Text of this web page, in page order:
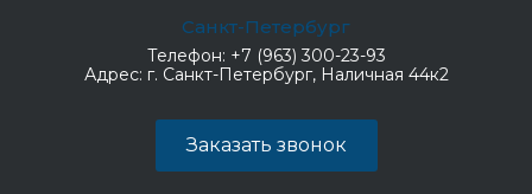
Санкт-Петербург
Телефон: +7 (963) 300-23-93
Адрес: г. Санкт-Петербург, Наличная 44к2
Заказать звонок